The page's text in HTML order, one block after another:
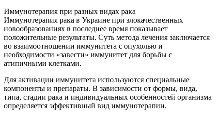
Иммунотерапия при разных видах рака
Иммунотерапия рака в Украине при злокачественных
новообразованиях в последнее время показывает
положительные результаты. Суть метода лечения заключается
во взаимоотношении иммунитета с опухолью и
необходимости «завести» иммунитет для борьбы с
атипичными клетками.
Для активации иммунитета используются специальные
компоненты и препараты. В зависимости от формы, вида,
типа, стадии рака и индивидуальных особенностей организма
определяется эффективный вид иммунотерапии.